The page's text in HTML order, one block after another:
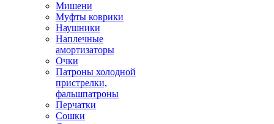
Мишени
Муфты коврики
Наушники
Наплечные
амортизаторы
Очки
Патроны холодной
пристрелки,
фальшпатроны
Перчатки
Сошки